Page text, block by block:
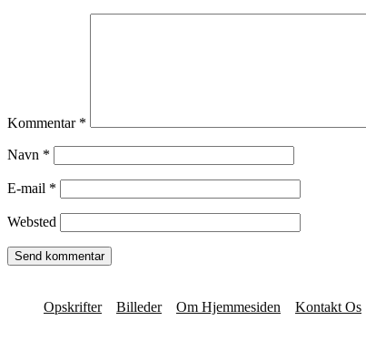
Kommentar *
Navn *
E-mail *
Websted
Opskrifter Billeder Om Hjemmesiden Kontakt Os